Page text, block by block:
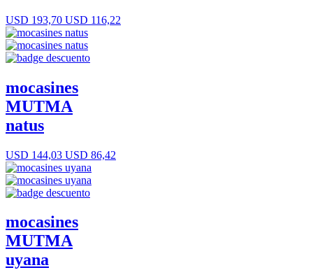
USD 193,70 USD 116,22
mocasines
MUTMA
natus
USD 144,03 USD 86,42
mocasines
MUTMA
uyana